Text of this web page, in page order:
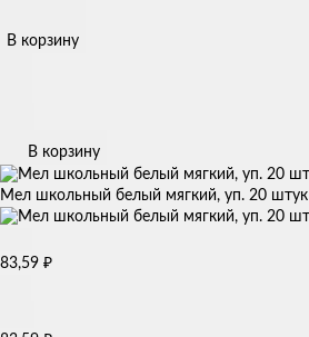
В корзину
В корзину
Мел школьный белый мягкий, уп. 20 штук
83,59 ₽